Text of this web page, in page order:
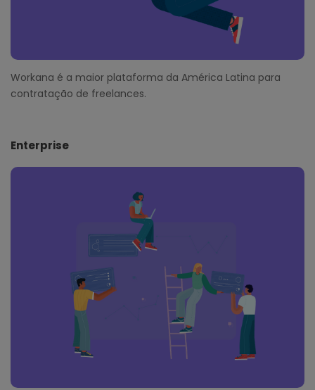
Workana é a maior plataforma da América Latina para
contratação de freelances.
Enterprise